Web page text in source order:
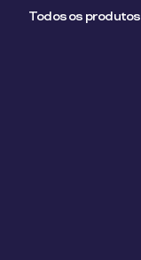
Todos os produtos